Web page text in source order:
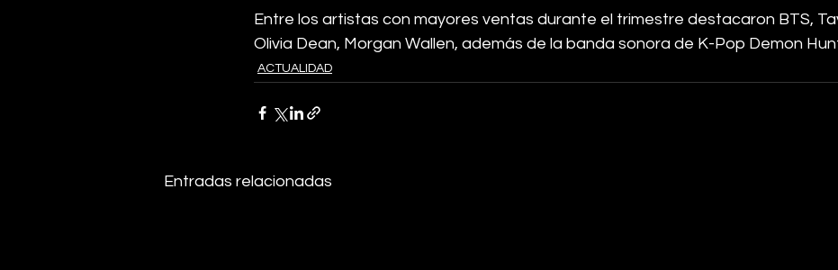
Entre los artistas con mayores ventas durante el trimestre destacaron BTS,
Olivia Dean, Morgan Wallen, además de la banda sonora de K-Pop Demon
ACTUALIDAD
Entradas relacionadas